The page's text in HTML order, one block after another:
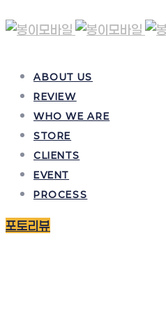
ABOUT US
REVIEW
WHO WE ARE
STORE
CLIENTS
EVENT
PROCESS
포토리뷰